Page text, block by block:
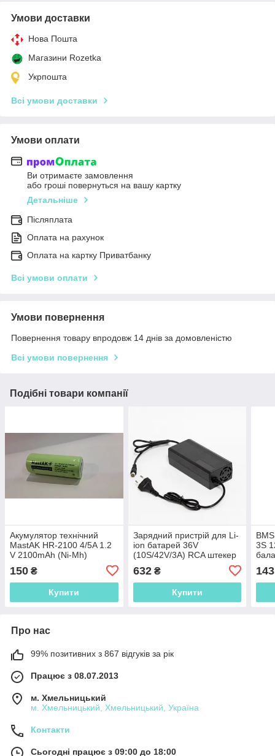
Умови доставки
Нова Пошта
Магазини Rozetka
Укрпошта
Всі умови доставки
Умови оплати
Ви отримаєте замовлення
або гроші повернуться на вашу картку
Детальніше
Післяплата
Оплата на рахунок
Оплата на картку Приватбанку
Всі умови оплати
Умови повернення
Повернення товару впродовж 14 днів за домовленістю
Всі умови повернення
Подібні товари компанії
Акумулятор технічний
MastAK HR-2100 4/5A 1.2
V 2100mAh (Ni-Mh)
150 ₴
Купити
Зарядний пристрій для Li-
ion батарей 36V
(10S/42V/3A) RCA штекер
632₴
Купити
3S
143
Про нас
99% позитивних з 867 відгуків за рік
Працює з 08.07.2013
м. Хмельницький
м. Хмельницький, Хмельницький, Україна
Контакти
Сьогодні працює з 09:00 до 18:00